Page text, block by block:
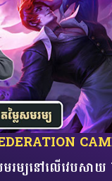
រម្យ​​នៅលើវេបសា